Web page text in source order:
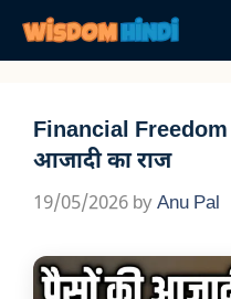
content
Financial
आजादी का राज
19/05/2026 byAnu Pal